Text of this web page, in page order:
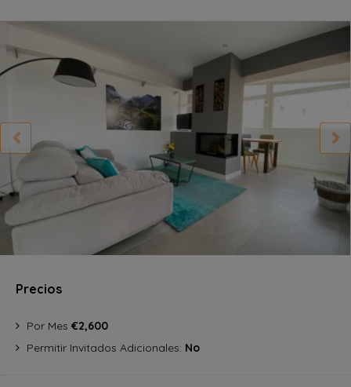
Precios
Por Mes €2,600
Permitir Invitados Adicionales: No